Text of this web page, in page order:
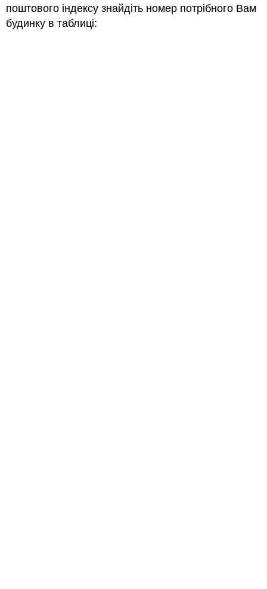
поштового індексу знайдіть номер потрібного Вам
будинку в таблиці: